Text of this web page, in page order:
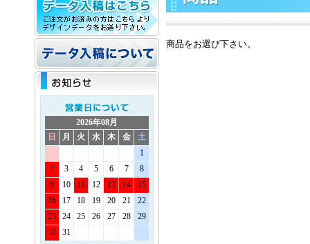
2026年08月
日
月 火 水 木 金
土
1
2
3 4 5 6 7
8
9
10 11 12 13 14
15
16
17 18 19 20 21
22
23
24 25 26 27 28
29
30
31
商品をお選び下さい。